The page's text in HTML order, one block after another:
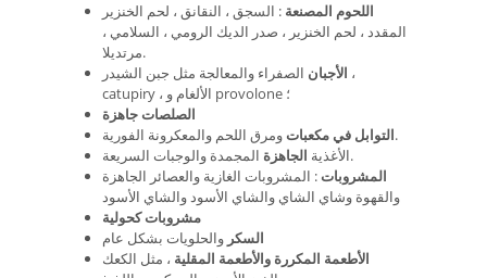
اللحوم المصنعة : السجق ، النقانق ، لحم الخنزير
المقدد ، لحم الخنزير ، صدر الديك الرومي ، السلامي ،
مرتديلا.
الأجبان الصفراء والمعالجة مثل جبن الشيدر ،
catupiry ، الألغام و provolone ؛
الصلصات جاهزة
التوابل في مكعباتومرق اللحم والمعكرونة الفورية.
الأغذية الجاهزة
المجمدة والوجبات السريعة.
المشروبات : المشروبات الغازية والعصائر الجاهزة
والقهوة وشاي الشاي والشاي الأسود والشاي الأسود
مشروبات كحولية
السكر والحلويات بشكل عام
الأطعمة المكررة والأطعمة المقلية ، مثل الكعك